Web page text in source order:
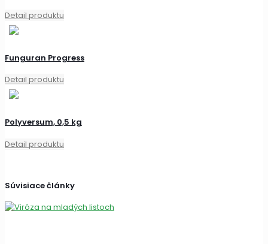
Detail produktu
Funguran Progress
Detail produktu
Polyversum, 0,5 kg
Detail produktu
Súvisiace články